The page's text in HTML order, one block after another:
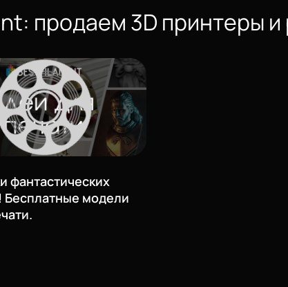
продаем 3D принтеры
фантастических
Бесплатные модели